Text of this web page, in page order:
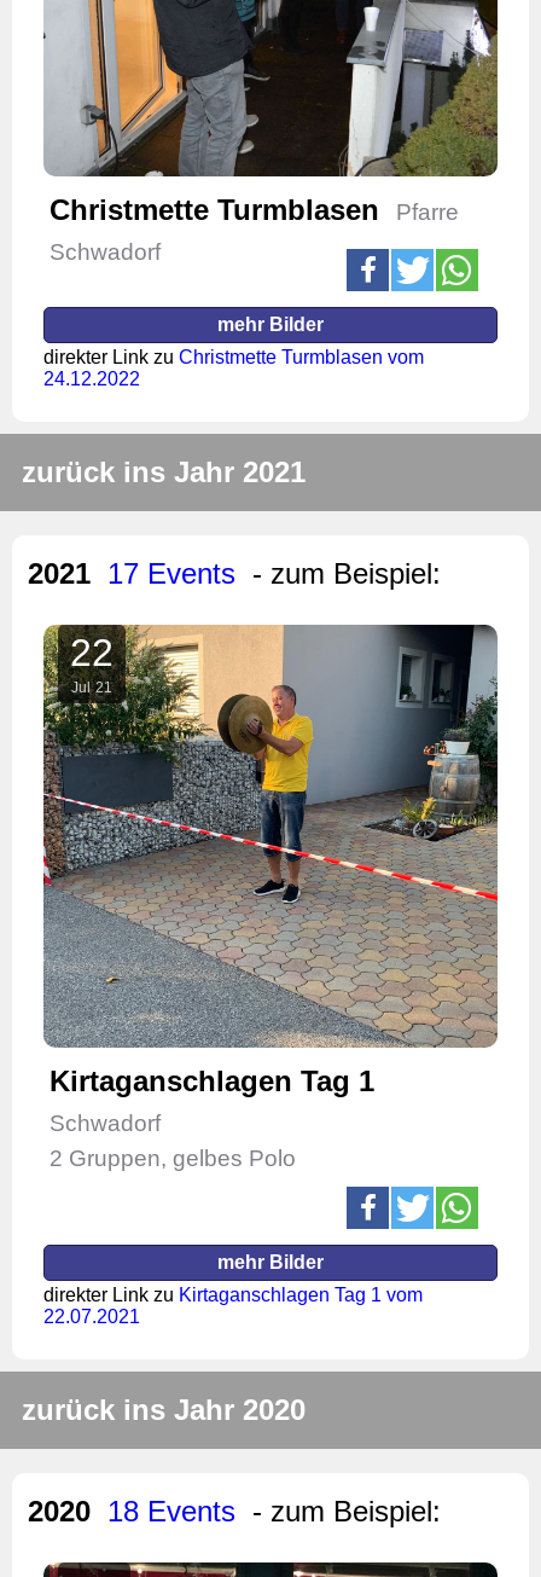
Christmette Turmblasen
Pfarre
Schwadorf
mehr Bilder
direkter Link zu Christmette Turmblasen vom
24.12.2022
zurück ins Jahr 2021
2021 17 Events - zum Beispiel:
22
Jul 21
Kirtaganschlagen Tag 1
Schwadorf
2 Gruppen, gelbes Polo
mehr Bilder
direkter Link zu Kirtaganschlagen Tag 1 vom
22.07.2021
zurück ins Jahr 2020
2020 18 Events - zum Beispiel: